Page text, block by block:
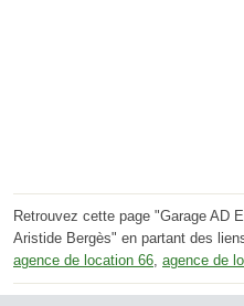
Retrouvez cette page "Garage AD
Aristide Bergès" en partant des
agence de location 66, agence de